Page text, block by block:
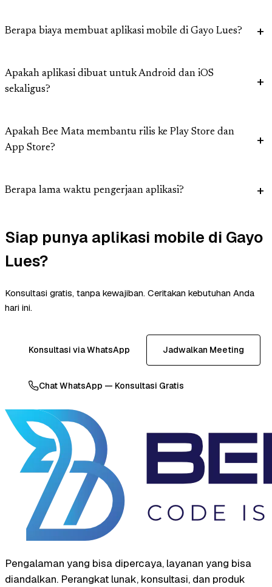
Berapa biaya membuat aplikasi mobile di Gayo Lues?
Apakah aplikasi dibuat untuk Android dan iOS
sekaligus?
Apakah Bee Mata membantu rilis ke Play Store dan
App Store?
Berapa lama waktu pengerjaan aplikasi?
Siap punya aplikasi mobile di Gayo
Lues?
Konsultasi gratis, tanpa kewajiban. Ceritakan kebutuhan Anda
hari ini.
Konsultasi via WhatsApp Jadwalkan Meeting
Chat WhatsApp — Konsultasi Gratis
Pengalaman yang bisa dipercaya, layanan yang bisa
diandalkan. Perangkat lunak, konsultasi, dan produk